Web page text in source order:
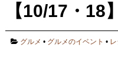
【10/17・18】
グルメ • グルメのイベント •